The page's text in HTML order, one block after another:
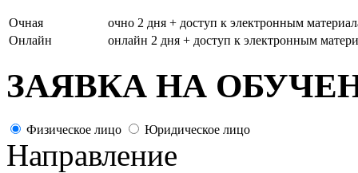
Очная
очно 2 дня + доступ к электронным
Онлайн
онлайн 2 дня + доступ к электронным
ЗАЯВКА НА
Физическое лицо Юридическое лицо
Направление